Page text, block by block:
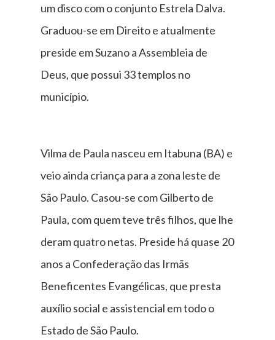
um disco com o conjunto Estrela Dalva.
Graduou-se em Direito e atualmente
preside em Suzano a Assembleia de
Deus, que possui 33 templos no
município.
Vilma de Paula nasceu em Itabuna (BA) e
veio ainda criança para a zona leste de
São Paulo. Casou-se com Gilberto de
Paula, com quem teve três filhos, que lhe
deram quatro netas. Preside há quase 20
anos a Confederação das Irmãs
Beneficentes Evangélicas, que presta
auxílio social e assistencial em todo o
Estado de São Paulo.